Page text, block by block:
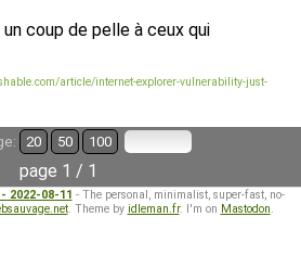
coup de pelle à ceux qui
article/internet-explorer-vulnerability-just-
20 50 100
page 1 / 1
2022-08-11 - The personal, minimalist, super-fast, no-
. Theme by idleman.fr. I'm on Mastodon.